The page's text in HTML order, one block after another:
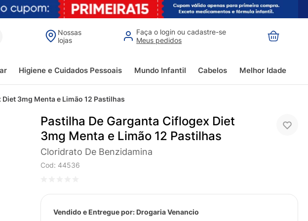
Nossas
lojas
Faça o login ou cadastre-se
Meus pedidos
Higiene e Cuidados Pessoais Mundo Infantil Cabelos Melhor Idade
3mg Menta e Limão 12 Pastilhas
Pastilha De Garganta Ciflogex Diet
3mg Menta e Limão 12 Pastilhas
Cloridrato De Benzidamina
Cod: 44536
Vendido e Entregue por: Drogaria Venancio